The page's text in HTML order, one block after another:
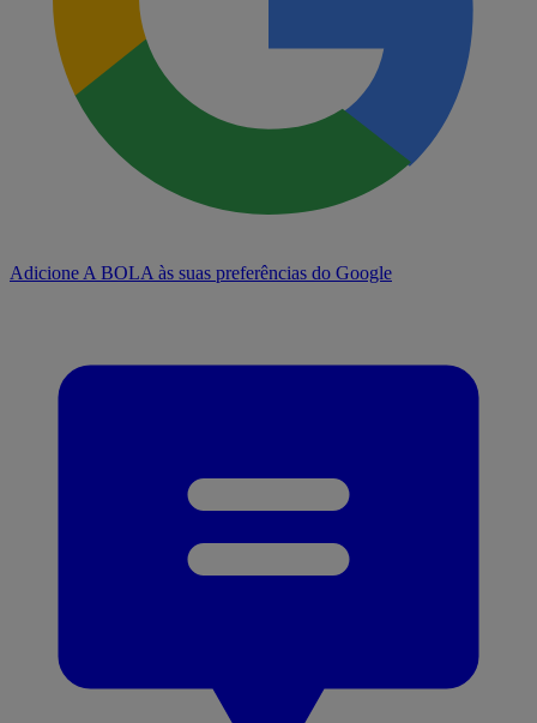
Adicione A BOLA às suas preferências do Google